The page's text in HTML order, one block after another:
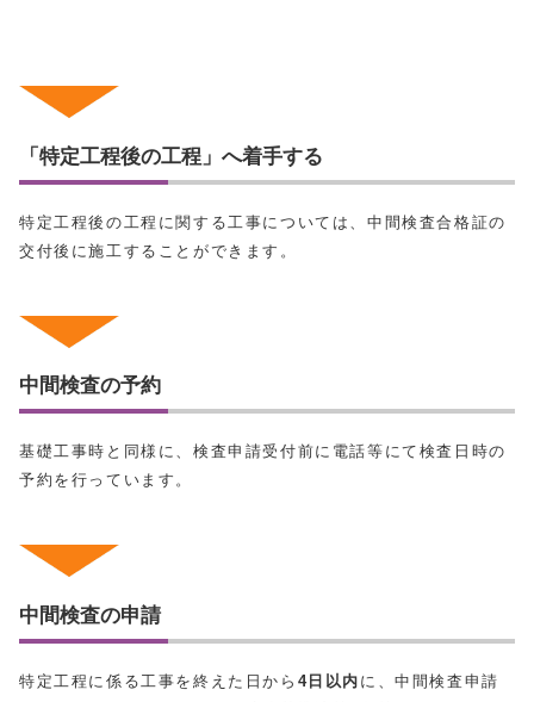
「特定工程後の工程」へ着手する
特定工程後の工程に関する工事については、中間検査合格証の
交付後に施工することができます。
中間検査の予約
基礎工事時と同様に、検査申請受付前に電話等にて検査日時の
予約を行っています。
中間検査の申請
特定工程に係る工事を終えた日から 4日以内 に、中間検査申請